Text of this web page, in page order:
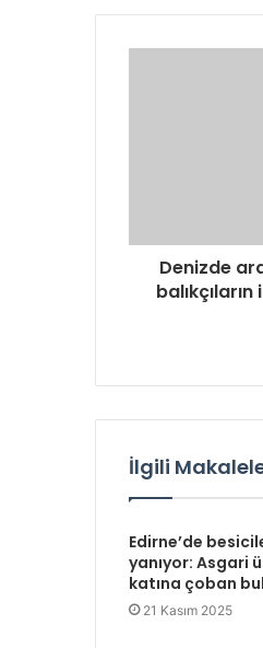
Denizde
İlgili
Edirne’de
yanıyor: Asgari
katına çoban
21 Kasım 2025